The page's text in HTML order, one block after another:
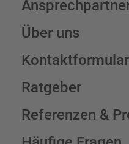
Über uns
Kontaktformular
Ratgeber
Referenzen &